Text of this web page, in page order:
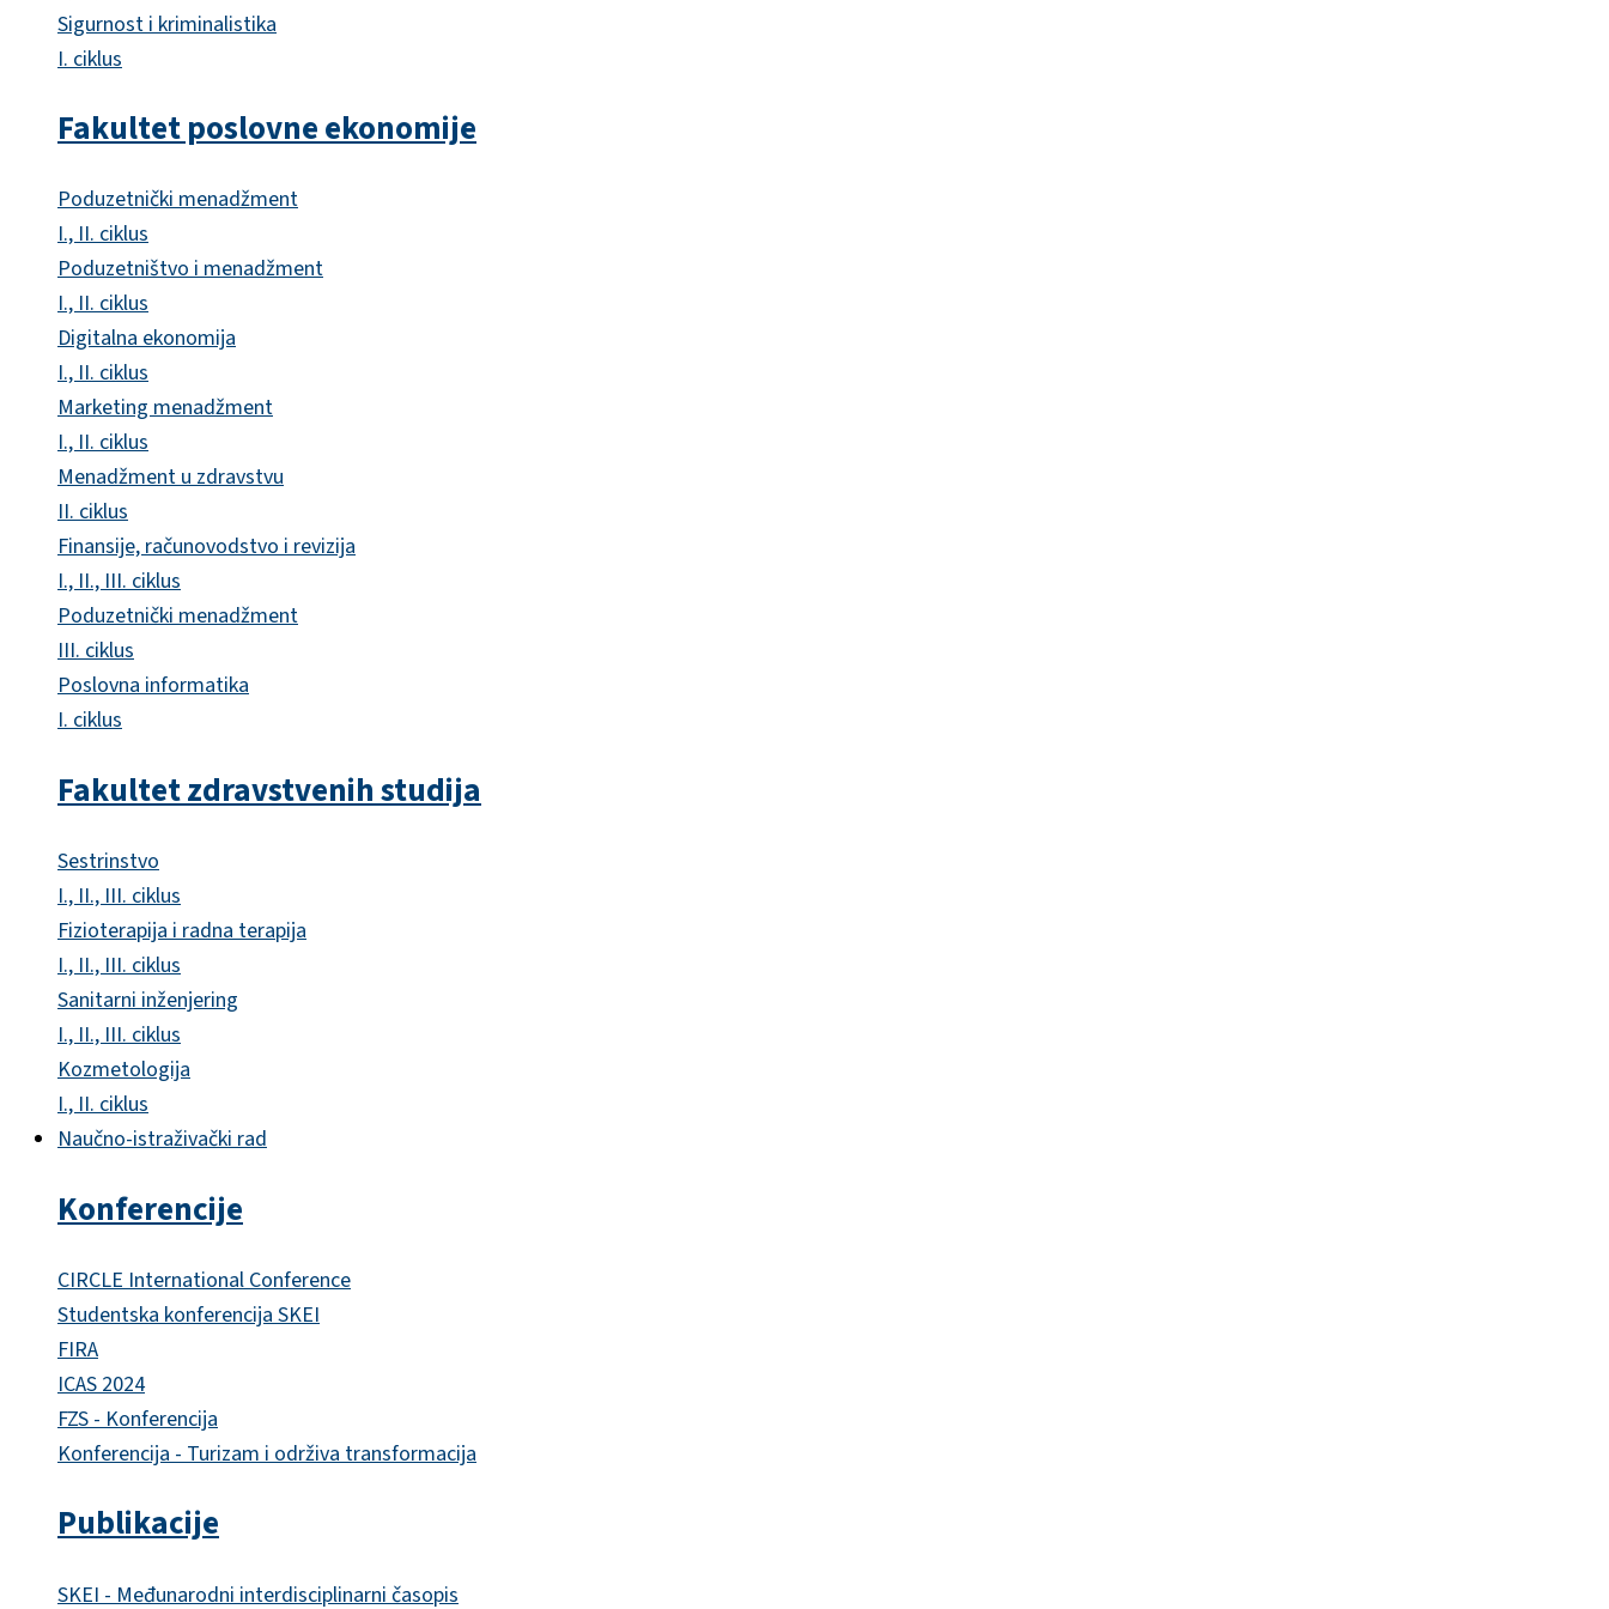
Sigurnost i kriminalistika
I. ciklus
Fakultet poslovne ekonomije
Poduzetnički menadžment
I., II. ciklus
Poduzetništvo i menadžment
I., II. ciklus
Digitalna ekonomija
I., II. ciklus
Marketing menadžment
I., II. ciklus
Menadžment u zdravstvu
II. ciklus
Finansije, računovodstvo i revizija
I., II., III. ciklus
Poduzetnički menadžment
III. ciklus
Poslovna informatika
I. ciklus
Fakultet zdravstvenih studija
Sestrinstvo
I., II., III. ciklus
Fizioterapija i radna terapija
I., II., III. ciklus
Sanitarni inženjering
I., II., III. ciklus
Kozmetologija
I., II. ciklus
Naučno-istraživački rad
Konferencije
CIRCLE International Conference
Studentska konferencija SKEI
FIRA
ICAS 2024
FZS - Konferencija
Konferencija - Turizam i održiva transformacija
Publikacije
SKEI - Međunarodni interdisciplinarni časopis